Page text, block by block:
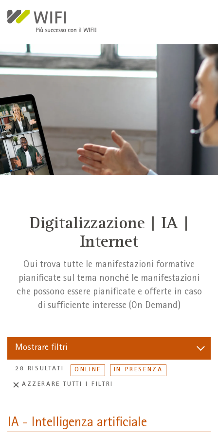
Digitalizzazione | IA |
Internet
Qui trova tutte le manifestazioni formative
pianificate sul tema nonché le manifestazioni
che possono essere pianificate e offerte in caso
di sufficiente interesse (On Demand)
Mostrare filtri
28 RISULTATI ONLINE IN PRESENZA
AZZERARE TUTTI I FILTRI
IA - Intelligenza artificiale